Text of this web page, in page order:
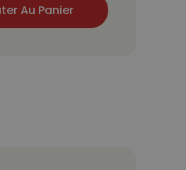
Au Panier